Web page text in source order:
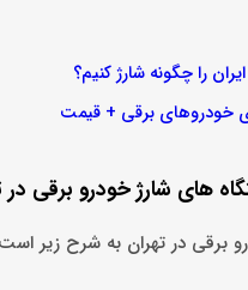
را چگونه شارژ کنیم؟
خودروهای برقی + قیمت
های شارژ خودرو برقی در
برقی در تهران به شرح زیر